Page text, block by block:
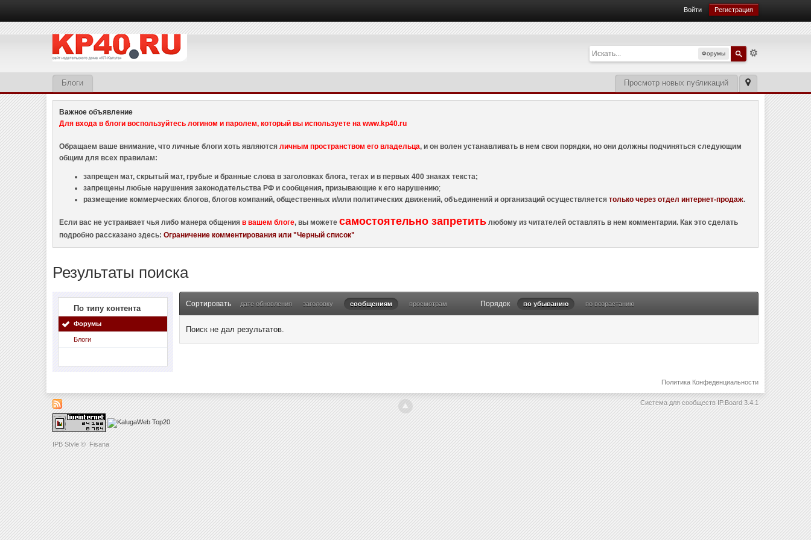
IPB Style © Fisana
Войти Регистрация
Форумы
Просмотр новых публикаций
Блоги
Важное объявление
Для входа в блоги воспользуйтесь логином и паролем, который вы используете на www.kp40.ru
Обращаем ваше внимание, что личные блоги хоть являютсяличным пространством его владельца, и он волен устанавливать в нем свои порядки, но они должны подчиняться следующим
общим для всех правилам:
запрещен мат, скрытый мат, грубые и бранные слова в заголовках блога, тегах и в первых 400 знаках текста;
запрещены любые нарушения законодательства РФ и сообщения, призывающие к его нарушению;
размещение коммерческих блогов, блогов компаний, общественных и/или политических движений, объединений и организаций осуществляетсятолько через отдел интернет-продаж.
Если вас не устраивает чья либо манера общенияв вашем блоге, вы можетесамостоятельно запретить любому из читателей оставлять в нем комментарии. Как это сделать
подробно рассказано здесь:Ограничение комментирования или "Черный список"
Результаты поиска
По типу контента
Форумы
Блоги
Сортировать дате обновления заголовку сообщениям просмотрам Порядок по убыванию по возрастанию
Поиск не дал результатов.
Политика Конфеденциальности
Система для сообществ IP.Board 3.4.1